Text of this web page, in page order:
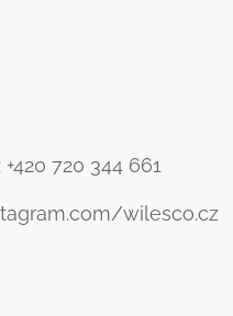
+420 720 344 661
wilesco.cz